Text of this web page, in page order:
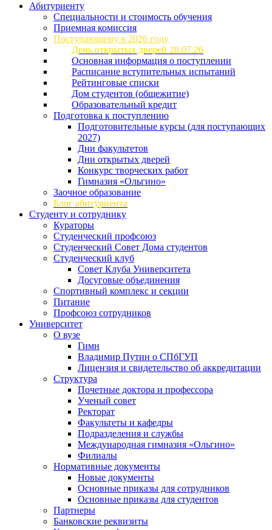
Абитуриенту
Специальности и стоимость обучения
Приемная комиссия
Поступающему в 2026 году
День открытых дверей 28.07.26
Основная информация о поступлении
Расписание вступительных испытаний
Рейтинговые списки
Дом студентов (общежитие)
Образовательный кредит
Подготовка к поступлению
Подготовительные курсы (для поступающих
2027)
Дни факультетов
Дни открытых дверей
Конкурс творческих работ
Гимназия «Ольгино»
Заочное образование
Блог абитуриента
Студенту и сотруднику
Кураторы
Студенческий профсоюз
Студенческий Совет Дома студентов
Студенческий клуб
Совет Клуба Университета
Досуговые объединения
Спортивный комплекс и секции
Питание
Профсоюз сотрудников
Университет
О вузе
Гимн
Владимир Путин о СПбГУП
Лицензия и свидетельство об аккредитации
Структура
Почетные доктора и профессора
Ученый совет
Ректорат
Факультеты и кафедры
Подразделения и службы
Международная гимназия «Ольгино»
Филиалы
Нормативные документы
Новые документы
Основные приказы для сотрудников
Основные приказы для студентов
Партнеры
Банковские реквизиты